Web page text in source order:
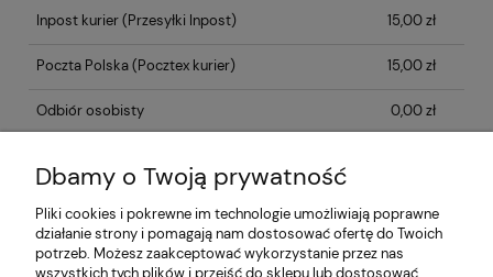
Inpost kurier(Przesyłki Inpost) 15,00 zł
Poczta Polska(Pocztex kurier) 15,00 zł
Odbiór osobisty 0,00 zł
Opinie o produkcie (0)
Informacje
Dbamy o Twoją prywatność
Pliki cookies i pokrewne im technologie umożliwiają poprawne
działanie strony i pomagają nam dostosować ofertę do Twoich
potrzeb. Możesz zaakceptować wykorzystanie przez nas
wszystkich tych plików i przejść do sklepu lub dostosować